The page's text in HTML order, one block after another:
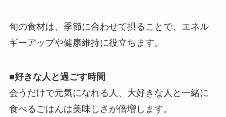
旬の食材は、季節に合わせて摂ることで、エネル
ギーアップや健康維持に役立ちます。
■好きな人と過ごす時間
会うだけで元気になれる人、大好きな人と一緒に
食べるごはんは美味しさが倍増します。